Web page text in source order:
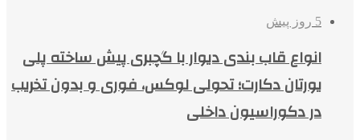
5 روز پیش
انواع قاب بندی دیوار با گچبری پیش ساخته پلی
یورتان دکارت؛ تحولی لوکس، فوری و بدون تخریب
در دکوراسیون داخلی